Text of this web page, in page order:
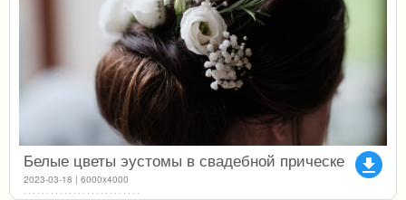
file_download
Белые цветы эустомы в свадебной прическе
2023-03-18 | 6000x4000